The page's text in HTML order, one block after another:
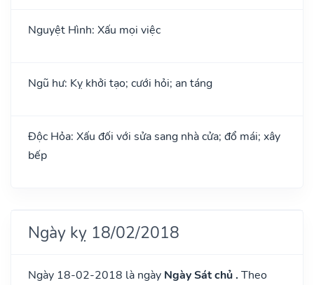
Nguyệt Hình: Xấu mọi việc
Ngũ hư: Kỵ khởi tạo; cưới hỏi; an táng
Độc Hỏa: Xấu đối với sửa sang nhà cửa; đổ mái; xây
bếp
Ngày kỵ 18/02/2018
Ngày 18-02-2018 là ngày Ngày Sát chủ . Theo